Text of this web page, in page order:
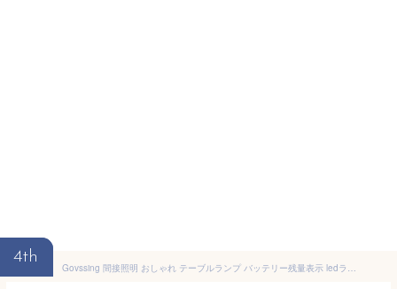
4th
Govssing 間接照明 おしゃれ テーブルランプ バッテリー残量表示 ledライト タイマー機能 4000mAh 充電式 卓上ライト 3種類色温 無段階調